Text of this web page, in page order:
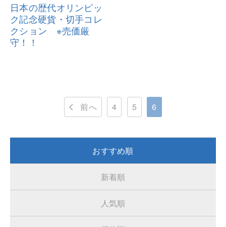
日本の歴代オリンピッ
ク記念硬貨・ 切手コレ
クション ※売価厳
守！！
前へ 4 5 6
おすすめ順
新着順
人気順